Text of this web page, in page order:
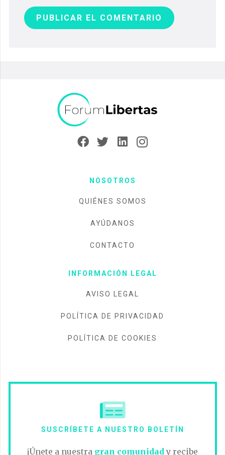
PUBLICAR EL COMENTARIO
NOSOTROS
QUIÉNES SOMOS
AYÚDANOS
CONTACTO
INFORMACIÓN LEGAL
AVISO LEGAL
POLÍTICA DE PRIVACIDAD
POLÍTICA DE COOKIES
SUSCRÍBETE A NUESTRO BOLETÍN
¡Únete a nuestra gran comunidady recibe